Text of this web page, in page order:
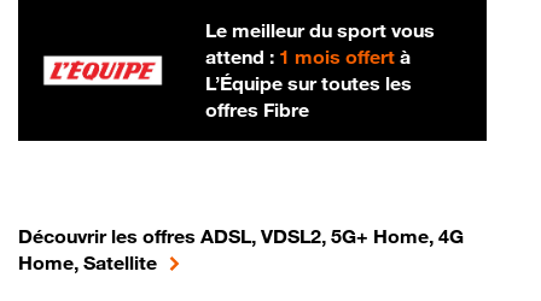
Le meilleur du sport vous
attend : 1 mois offertà
L’Équipe sur toutes les
offres Fibre
Découvrir les offres ADSL, VDSL2, 5G+ Home, 4G
Home, Satellite